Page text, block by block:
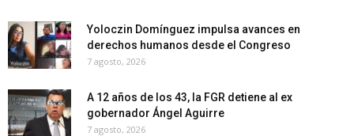
Yoloczin Domínguez impulsa avances en
derechos humanos desde el Congreso
7 agosto, 2026
A 12 años de los 43, la FGR detiene al ex
gobernador Ángel Aguirre
7 agosto, 2026